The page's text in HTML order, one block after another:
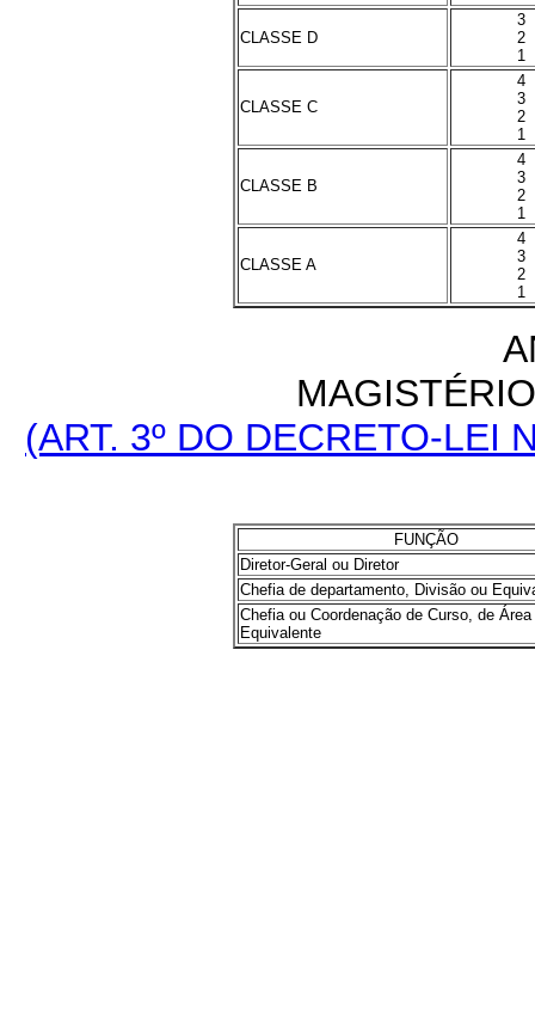
CLASSE D
3
2
1
CLASSE C
4
3
2
1
CLASSE B
4
3
2
1
CLASSE A
4
3
2
1
(ART. 3º DO DECRETO-LEI
FUNÇÃO
Diretor-Geral ou Diretor
Chefia de departamento, Divisão ou
Chefia ou Coordenação de Curso, de Área
Equivalente